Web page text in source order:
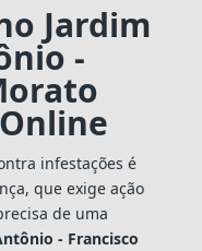
Jardim
-
infestações é
que exige ação
de uma
- Francisco